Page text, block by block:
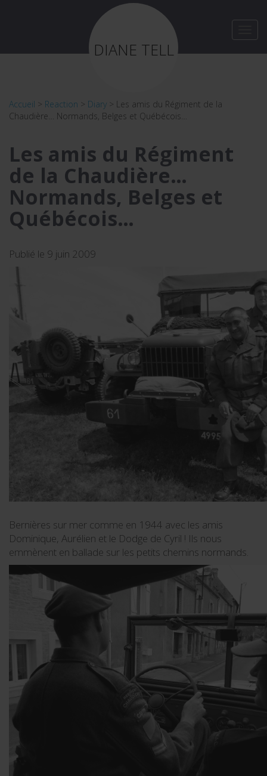
DIANE TELL
Accueil > Reaction > Diary > Les amis du Régiment de la
Chaudière… Normands, Belges et Québécois…
Les amis du Régiment
de la Chaudière…
Normands, Belges et
Québécois…
Publié le 9 juin 2009
Bernières sur mer comme en 1944 avec les amis
Dominique, Aurélien et le Dodge de Cyril ! Ils nous
emmènent en ballade sur les petits chemins normands.